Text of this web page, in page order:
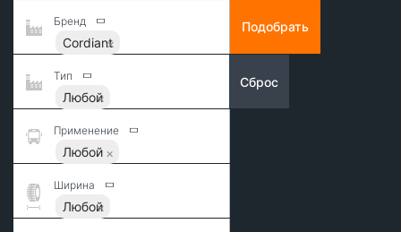
Бренд
Cordiant
Тип
Любой
Применение
Любой
Ширина
Любой
Подобрать
Сброс